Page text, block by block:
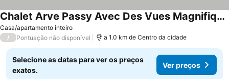
Casa/apartamento inteiro
Chalet Arve Passy Avec Des Vues Magnifiques Et Un Jardin Bucolique
Ver preços
/ Pontuação não disponível a 1.0 km de Centro da cidade
Selecione as datas para ver os preços
exatos.
Ver preços